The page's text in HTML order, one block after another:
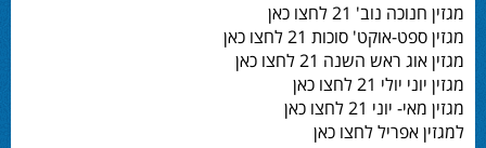
מגזין חנוכה נוב' 21 לחצו כאן
מגזין ספט-אוקט' סוכות 21 לחצו כאן
מגזין אוג ראש השנה 21 לחצו כאן
מגזין יוני יולי 21 לחצו כאן
מגזין מאי- יוני 21 לחצו כאן
למגזין אפריל לחצו כאן